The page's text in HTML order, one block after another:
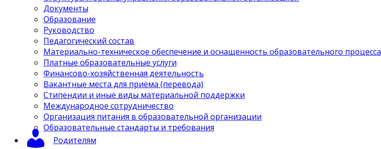
Документы
Образование
Руководство
Педагогический состав
Материально-техническое обеспечение и оснащенность образовательного процесса
Платные образовательные услуги
Финансово-хозяйственная деятельность
Вакантные места для приёма (перевода)
Стипендии и иные виды материальной поддержки
Международное сотрудничество
Организация питания в образовательной организации
Образовательные стандарты и требования
Родителям